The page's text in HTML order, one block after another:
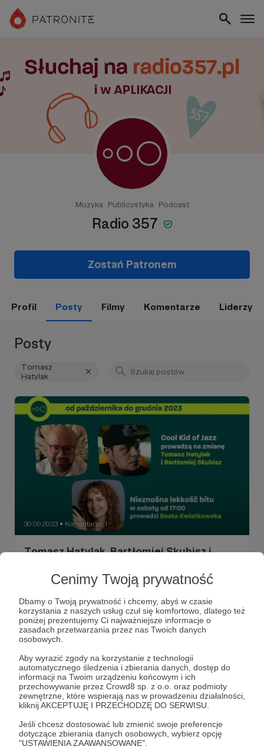
Cenimy Twoją prywatność
Dbamy o Twoją prywatność i chcemy, abyś w czasie
korzystania z naszych usług czuł się komfortowo, dlatego też
poniżej prezentujemy Ci najważniejsze informacje o
zasadach przetwarzania przez nas Twoich danych
osobowych.
Aby wyrazić zgody na korzystanie z technologii
automatycznego śledzenia i zbierania danych, dostęp do
informacji na Twoim urządzeniu końcowym i ich
przechowywanie przez Crowd8 sp. z o.o. oraz podmioty
zewnętrzne, które wspierają nas w prowadzeniu działalności,
kliknij AKCEPTUJĘ I PRZECHODZĘ DO SERWISU.
Jeśli chcesz dostosować lub zmienić swoje preferencje
dotyczące zbierania danych osobowych, wybierz opcję
"USTAWIENIA ZAAWANSOWANE".
Muzyka Publicystyka Podcast
Radio 357
Zostań Patronem
Profil Posty Filmy Komentarze Liderzy
Posty
Tomasz
Hatylak
30.09.2023 ● Komentarze: 1
Tomasz Hatylak, Bartłomiej Skubisz i
do końca roku
przerwie z powodów zdrowotnych, która potrwa do końca
2023 roku. Dziś, podczas ostatniej audycji Route 357
przed trzema miesiącami nieobecności na antenie,
poinformowała Was, kogo usłyszycie w poniedziałkowe
wieczory i sobotnie popołudnia.
Marta Kula zastępstwo Tomasz Hatylak +5